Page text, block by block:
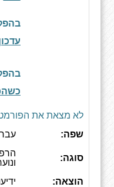
לא מצאת את הפורמט
שפה:
סוגה:
הוצאה: